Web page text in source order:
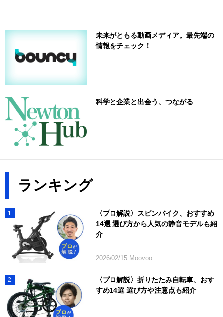
未来がともる動画メディア。最先端の
情報をチェック！
科学と企業と出会う、つながる
ランキング
1
〈プロ解説〉スピンバイク、おすすめ
14選 選び方から人気の静音モデルも紹
介
2026/02/15 Moovoo
2
〈プロ解説〉折りたたみ自転車、おす
すめ14選 選び方や注意点も紹介